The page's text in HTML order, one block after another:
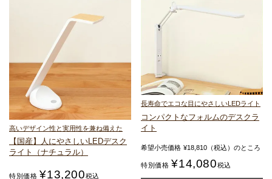
高いデザイン性と実用性を兼ね備えた
【国産】人にやさしいLEDデスク
ライト（ナチュラル）
特別価格 ¥13,200税込
長寿命でエコな目にやさしいLEDライト
コンパクトなフォルムのデスクラ
イト
希望小売価格 ¥18,810 （税込）のところ
特別価格 ¥14,080税込